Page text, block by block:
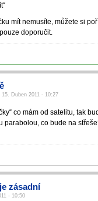
mít nemusíte, můžete si
doporučit.
Duben 2011 - 10:27
co mám od satelitu, tak
parabolou, co bude na
zásadní
- 10:50